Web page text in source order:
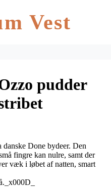
Vest
pudder
by Deer
danske Done bydeer. Den
fingre kan nulre, samt der
væk i løbet af natten, smart